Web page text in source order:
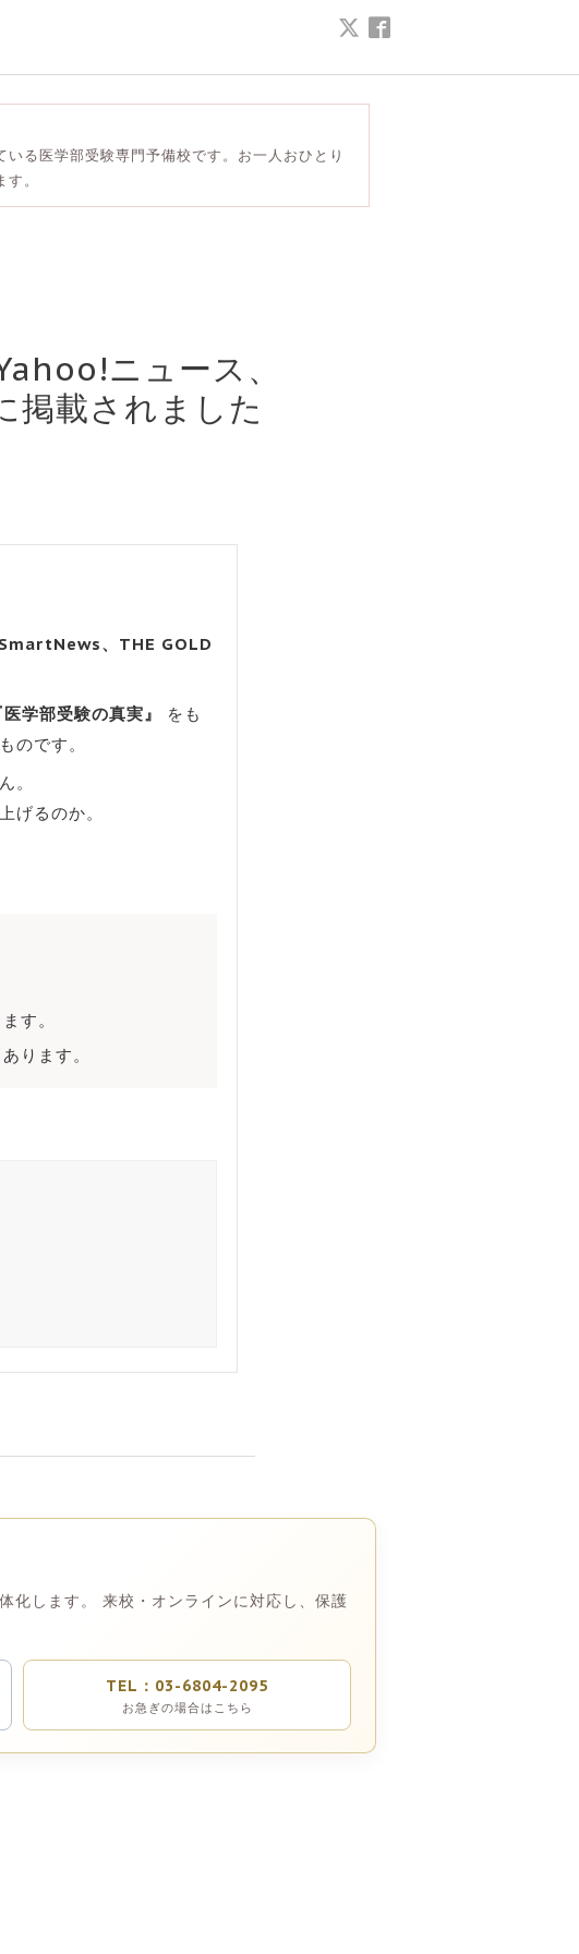
る医学部受験専門予備校です。お一人おひとり
。
ニュース、
載されました
、THE GOLD
医学部受験の真実』
をも
のです。
。
げるのか。
す。
ります。
化します。 来校・オンラインに対応し、保護
TEL：03-6804-2095
お急ぎの場合はこちら